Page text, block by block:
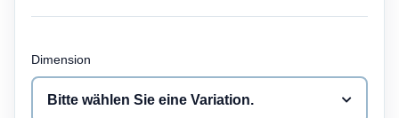
Dimension
Bitte wählen Sie eine Variation.